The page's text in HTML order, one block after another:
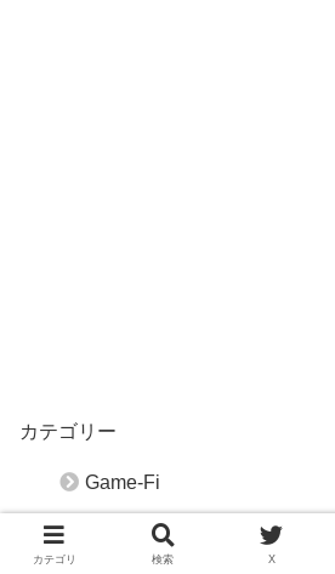
カテゴリー
Game-Fi
Suzuwalk
カテゴリ 検索 X